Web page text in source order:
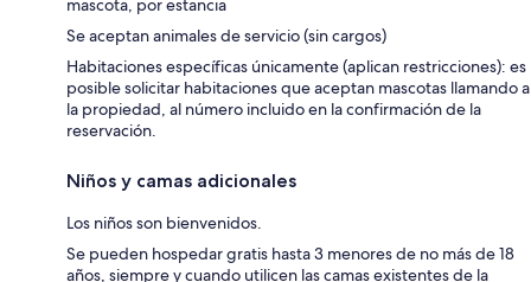
mascota, por estancia
Se aceptan animales de servicio (sin cargos)
Habitaciones específicas únicamente (aplican restricciones): es
posible solicitar habitaciones que aceptan mascotas llamando a
la propiedad, al número incluido en la confirmación de la
reservación.
Niños y camas adicionales
Los niños son bienvenidos.
Se pueden hospedar gratis hasta 3 menores de no más de 18
años, siempre y cuando utilicen las camas existentes de la